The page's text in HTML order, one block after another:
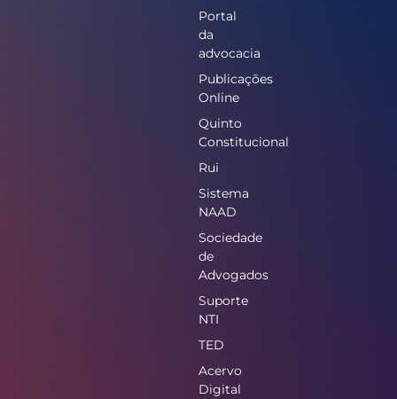
Portal
da
advocacia
Publicações
Online
Quinto
Constitucional
Rui
Sistema
NAAD
Sociedade
de
Advogados
Suporte
NTI
TED
Acervo
Digital